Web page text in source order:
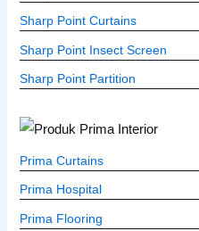
Sharp Point Curtains
Sharp Point Insect Screen
Sharp Point Partition
Prima Curtains
Prima Hospital
Prima Flooring